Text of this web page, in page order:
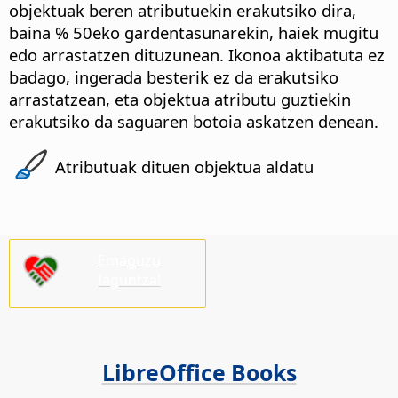
objektuak beren atributuekin erakutsiko dira,
baina % 50eko gardentasunarekin, haiek mugitu
edo arrastatzen dituzunean. Ikonoa aktibatuta ez
badago, ingerada besterik ez da erakutsiko
arrastatzean, eta objektua atributu guztiekin
erakutsiko da saguaren botoia askatzen denean.
Atributuak dituen objektua aldatu
LibreOffice Books